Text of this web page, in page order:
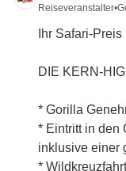
Reiseveranstalter•
Ihr Safari-Preis
DIE KERN-
* Gorilla
* Eintritt in den
inklusive einer
*